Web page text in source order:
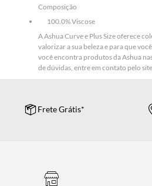
Composição
100.0% Viscose
A Ashua Curve e Plus Size oferece
valorizar a sua beleza e para que
você encontra produtos da Ashua
de dúvidas, entre em contato pelo
Frete Grátis*